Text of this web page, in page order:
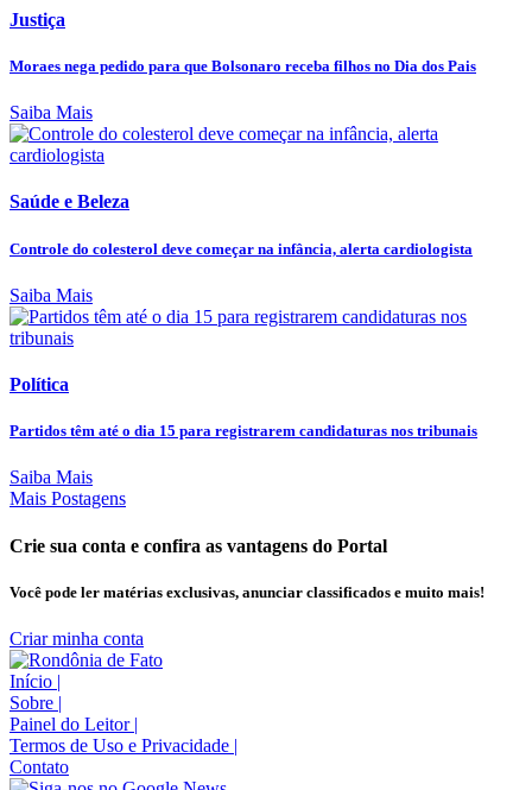
Justiça
Moraes nega pedido para que Bolsonaro receba filhos no Dia dos Pais
Saiba Mais
Saúde e Beleza
Controle do colesterol deve começar na infância, alerta cardiologista
Saiba Mais
Política
Partidos têm até o dia 15 para registrarem candidaturas nos tribunais
Saiba Mais
Mais Postagens
Crie sua conta e confira as vantagens do Portal
Você pode ler matérias exclusivas, anunciar classificados e muito mais!
Criar minha conta
Início |
Sobre |
Painel do Leitor |
Termos de Uso e Privacidade |
Contato